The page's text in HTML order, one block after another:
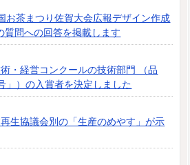
お茶まつり佐賀大会広報デザイン作成
質問への回答を掲載します
・経営コンクールの技術部門 （品
」）の入賞者を決定しました
生協議会別の「生産のめやす」が示